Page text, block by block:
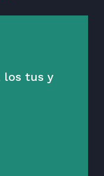
los tus y